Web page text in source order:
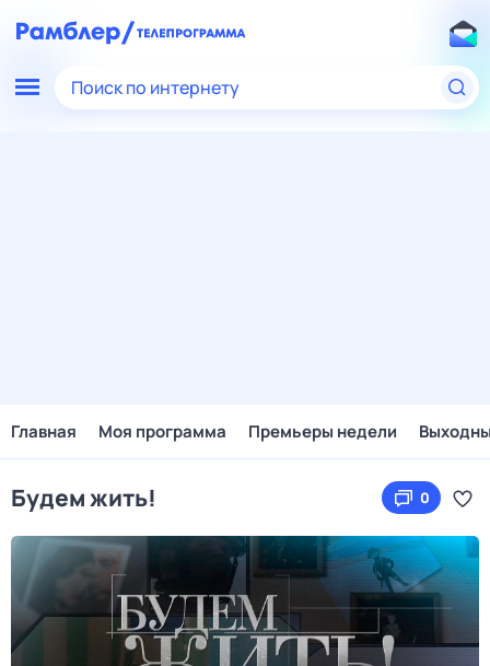
Поиск по интернету
Главная Моя программа Премьеры недели
Будем жить! 0